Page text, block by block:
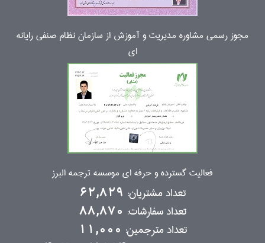
مجوز رسمی مشاوره مدیریت و آموزش از سازمان نظام صنفی رایانه
ای
فعالیت گسترده و حرفه ای موسسه ترجمه البرز
تعداد مشتریان: 62,829
تعداد سفارشات: 88,870
تعداد مترجمین: 11,000